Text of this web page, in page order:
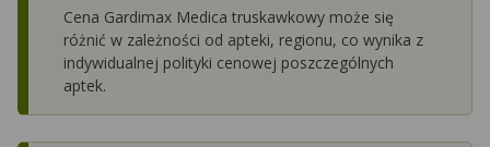
Cena Gardimax Medica truskawkowy może się
różnić w zależności od apteki, regionu, co wynika z
indywidualnej polityki cenowej poszczególnych
aptek.